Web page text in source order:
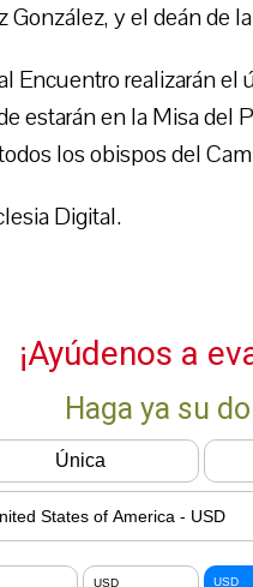
y el deán de
Encuentro realizarán
estarán en la Misa del
los obispos del
Digital.